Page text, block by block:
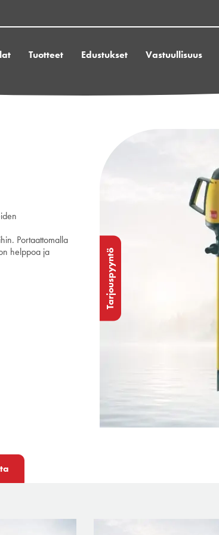
Tuotteet Edustukset Vastuullisuus
Portaattomalla
helppoa ja
Tarjouspyyntö